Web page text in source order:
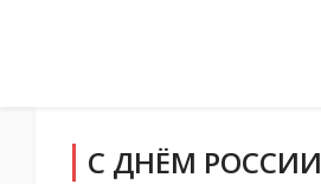
С ДНЁМ РОССИИ